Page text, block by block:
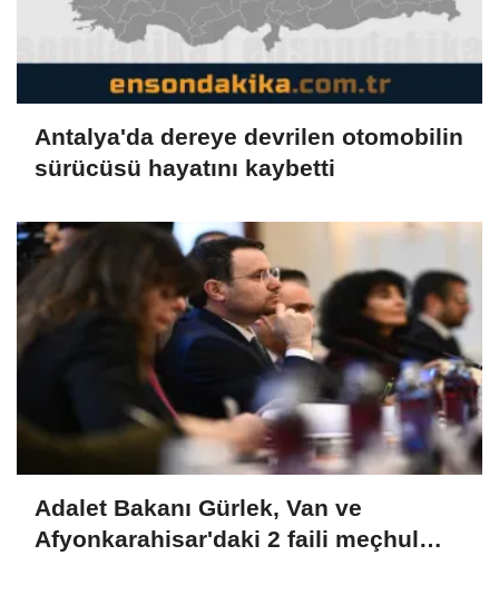
Antalya'da dereye devrilen otomobilin
sürücüsü hayatını kaybetti
Adalet Bakanı Gürlek, Van ve
Afyonkarahisar'daki 2 faili meçhul